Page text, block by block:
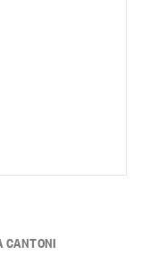
CANTONI